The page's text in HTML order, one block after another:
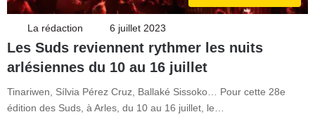
La rédaction 6 juillet 2023
Les Suds reviennent rythmer les nuits
arlésiennes du 10 au 16 juillet
Tinariwen, Sílvia Pérez Cruz, Ballaké Sissoko… Pour cette 28e
édition des Suds, à Arles, du 10 au 16 juillet, le…